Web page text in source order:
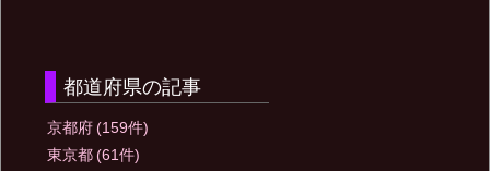
都道府県の記事
京都府 (159件)
東京都 (61件)